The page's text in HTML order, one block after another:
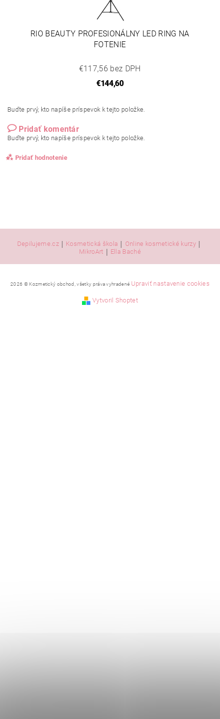
RIO BEAUTY PROFESIONÁLNY LED RING NA
FOTENIE
€117,56 bez DPH
€144,60
Buďte prvý, kto napíše príspevok k tejto položke.
Pridať komentár
Buďte prvý, kto napíše príspevok k tejto položke.
Pridať hodnotenie
Depilujeme.cz | Kosmetická škola | Online kosmetické kurzy |
MikroArt | Ella Baché
2026 © Kozmetický obchod, všetky práva vyhradené Upraviť nastavenie cookies
Vytvoril Shoptet